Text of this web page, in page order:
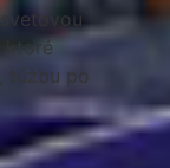
ktoré
túžbu po